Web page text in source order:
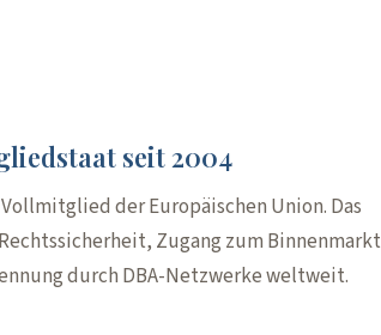
seit 2004
der Europäischen Union. Das
Zugang zum Binnenmarkt
durch DBA-Netzwerke weltweit.